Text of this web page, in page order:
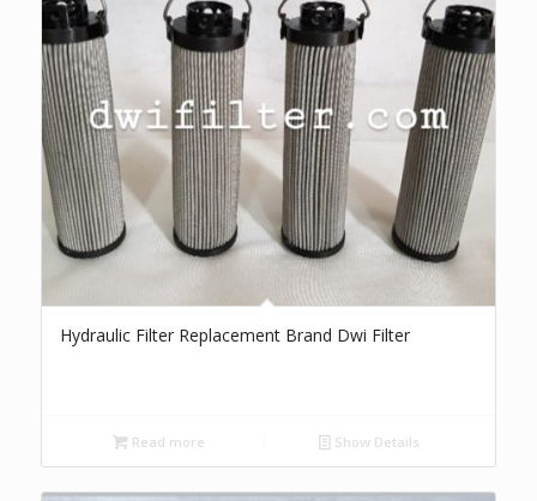
Hydraulic Filter Replacement Brand Dwi Filter
Read more Show Details